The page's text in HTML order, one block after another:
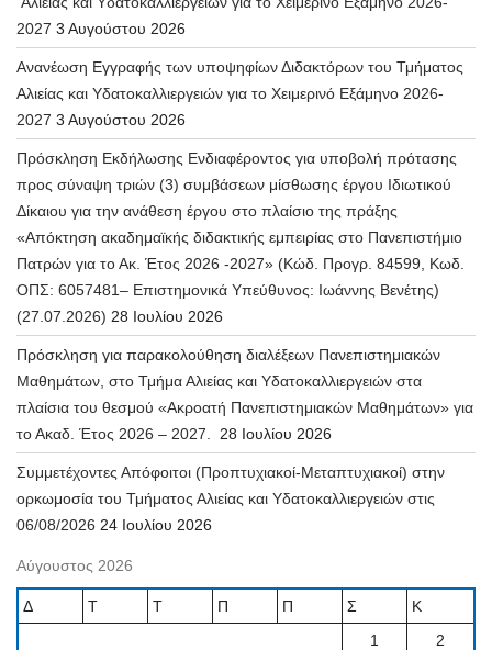
2027 3 Αυγούστου 2026
Ανανέωση Εγγραφής των υποψηφίων Διδακτόρων του Τμήματος
Αλιείας και Υδατοκαλλιεργειών για το Χειμερινό Εξάμηνο 2026-
2027 3 Αυγούστου 2026
Πρόσκληση Εκδήλωσης Ενδιαφέροντος για υποβολή πρότασης
προς σύναψη τριών (3) συμβάσεων μίσθωσης έργου Ιδιωτικού
Δίκαιου για την ανάθεση έργου στο πλαίσιο της πράξης
«Απόκτηση ακαδημαϊκής διδακτικής εμπειρίας στο Πανεπιστήμιο
Πατρών για το Ακ. Έτος 2026 -2027» (Κώδ. Προγρ. 84599, Κωδ.
ΟΠΣ: 6057481– Επιστημονικά Υπεύθυνος: Ιωάννης Βενέτης)
(27.07.2026) 28 Ιουλίου 2026
Πρόσκληση για παρακολούθηση διαλέξεων Πανεπιστημιακών
Μαθημάτων, στο Τμήμα Αλιείας και Υδατοκαλλιεργειών στα
πλαίσια του θεσμού «Ακροατή Πανεπιστημιακών Μαθημάτων» για
το Ακαδ. Έτος 2026 – 2027.
28 Ιουλίου 2026
Συμμετέχοντες Απόφοιτοι (Προπτυχιακοί-Μεταπτυχιακοί) στην
ορκωμοσία του Τμήματος Αλιείας και Υδατοκαλλιεργειών στις
06/08/2026 24 Ιουλίου 2026
Αύγουστος 2026
Δ Τ Τ Π Π Σ
Κ
1
2